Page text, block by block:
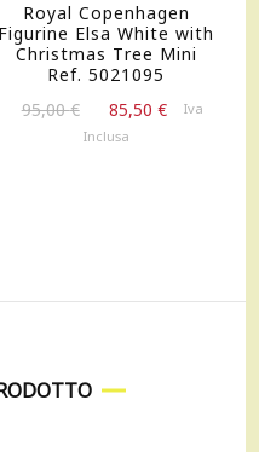
Royal Copenhagen
Figurine Elsa White with
Christmas Tree Mini
Ref. 5021095
95,00€
prezzo
85,50 €
IlIva
Inclusa